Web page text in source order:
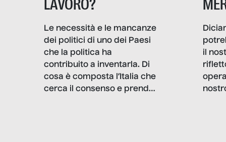
LAVORO?
Le necessità e le mancanze
dei politici di uno dei Paesi
che la politica ha
contribuito a inventarla. Di
cosa è composta l’Italia che
cerca il consenso e prende
il